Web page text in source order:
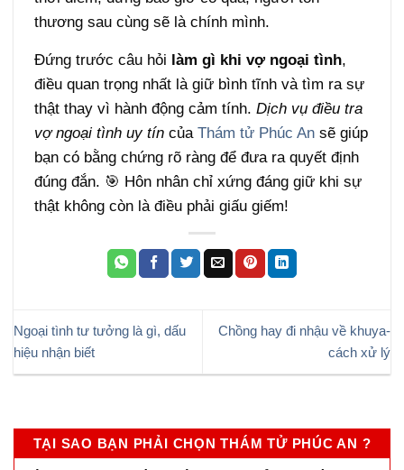
thương sau cùng sẽ là chính mình.
Đứng trước câu hỏi làm gì khi vợ ngoại tình,
điều quan trọng nhất là giữ bình tĩnh và tìm ra sự
thật thay vì hành động cảm tính.Dịch vụ điều tra
vợ ngoại tình uy tín củaThám tử Phúc An sẽ giúp
bạn có bằng chứng rõ ràng để đưa ra quyết định
đúng đắn. 🎯 Hôn nhân chỉ xứng đáng giữ khi sự
thật không còn là điều phải giấu giếm!
Ngoại tình tư tưởng là gì, dấu
hiệu nhận biết
Chồng hay đi nhậu về khuya-
cách xử lý
TẠI SAO BẠN PHẢI CHỌN THÁM TỬ PHÚC AN ?